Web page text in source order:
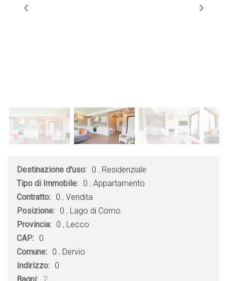
Destinazione d'uso: 0 , Residenziale
Tipo di Immobile: 0 , Appartamento
Contratto: 0 , Vendita
Posizione: 0 , Lago di Como
Provincia: 0 , Lecco
CAP: 0
Comune: 0 , Dervio
Indirizzo: 0